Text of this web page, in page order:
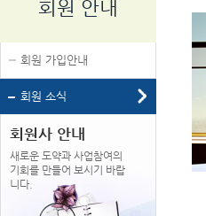
회원 안내
회원 가입안내
회원 소식
회원사 안내
새로운 도약과 사업참여의
기회를 만들어 보시기 바랍
니다.